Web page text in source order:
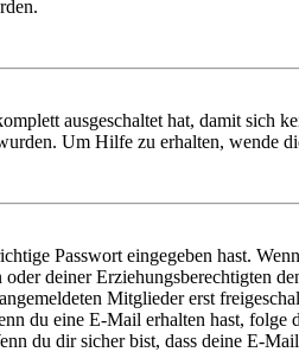
ausgeschaltet hat, damit sich
Um Hilfe zu erhalten, wende
Passwort eingegeben hast.
deiner Erziehungsberechtigten
Mitglieder erst
du eine E-Mail erhalten hast,
du dir sicher bist, dass deine E-